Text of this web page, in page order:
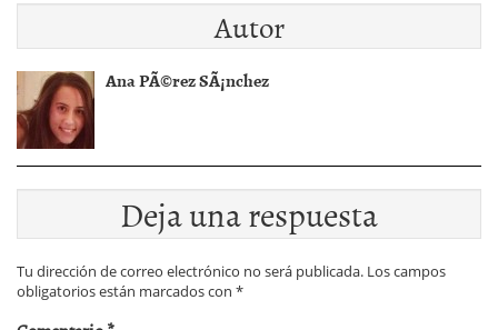
Autor
Ana PÃ©rez SÃ¡nchez
Deja una respuesta
Tu dirección de correo electrónico no será publicada. Los campos
obligatorios están marcados con *